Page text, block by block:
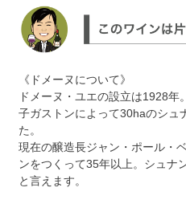
《ドメーヌについて》
ドメーヌ・ユエの設立は1928
子ガストンによって30haのシュ
た。
現在の醸造長ジャン・ポール・
ンをつくって35年以上。シュナ
と言えます。